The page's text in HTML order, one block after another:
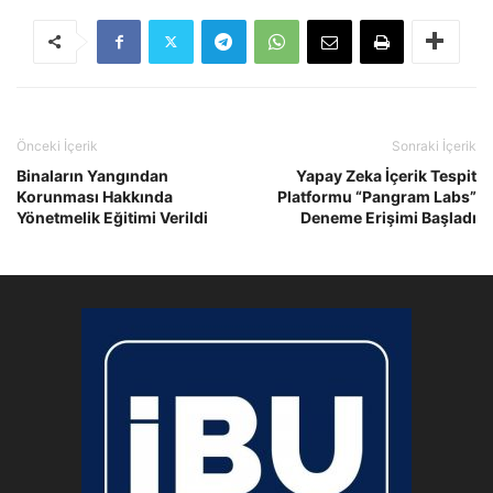
Önceki İçerik
Binaların Yangından
Korunması Hakkında
Yönetmelik Eğitimi Verildi
Sonraki İçerik
Yapay Zeka İçerik Tespit
Platformu “Pangram Labs”
Deneme Erişimi Başladı